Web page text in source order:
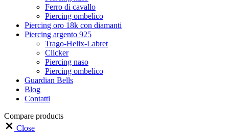
Ferro di cavallo
Piercing ombelico
Piercing oro 18k con diamanti
Piercing argento 925
Trago-Helix-Labret
Clicker
Piercing naso
Piercing ombelico
Guardian Bells
Blog
Contatti
Compare products
Close